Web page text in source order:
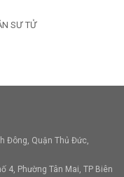
SƯ TỬ
Đông, Quận Thủ Đức,
4, Phường Tân Mai, TP Biên